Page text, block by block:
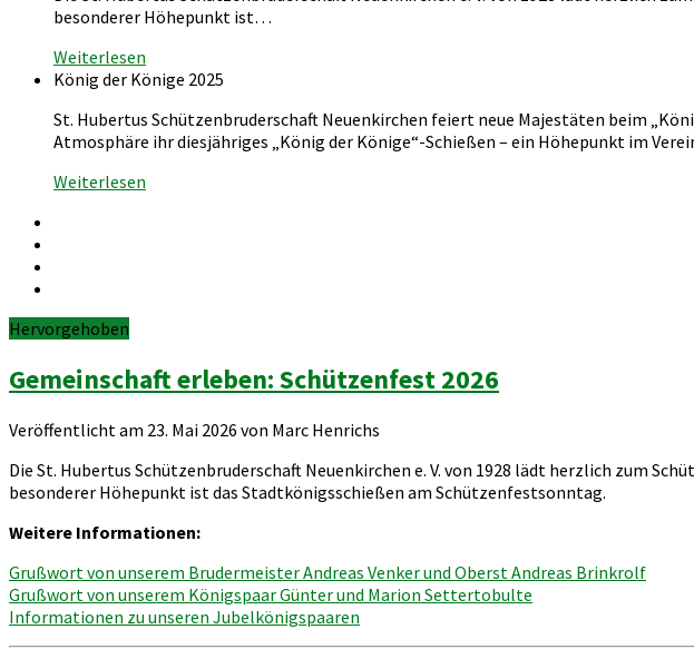
besonderer Höhepunkt ist…
Weiterlesen
König der Könige 2025
St. Hubertus Schützenbruderschaft Neuenkirchen feiert neue Majestäten beim
Atmosphäre ihr diesjähriges „König der Könige“-Schießen – ein Höhepunkt im
Weiterlesen
Hervorgehoben
Gemeinschaft erleben: Schützenfest 2026
Veröffentlicht am 23. Mai 2026 von Marc Henrichs
Die St. Hubertus Schützenbruderschaft Neuenkirchen e. V. von 1928 lädt herzlich zum
besonderer Höhepunkt ist das Stadtkönigsschießen am Schützenfestsonntag.
Weitere Informationen:
Grußwort von unserem Brudermeister Andreas Venker und Oberst Andreas Brinkrolf
Grußwort von unserem Königspaar Günter und Marion Settertobulte
Informationen zu unseren Jubelkönigspaaren